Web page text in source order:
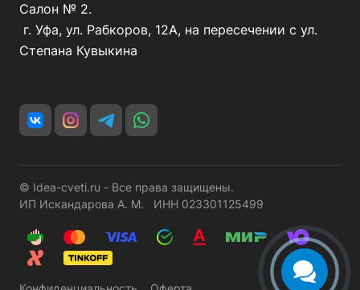
Салон № 2.
г. Уфа, ул. Рабкоров, 12А, на пересечении с ул.
Степана Кувыкина
© Idea-cveti.ru - Все права защищены.
ИП Искандарова А. М. ИНН 023301125499